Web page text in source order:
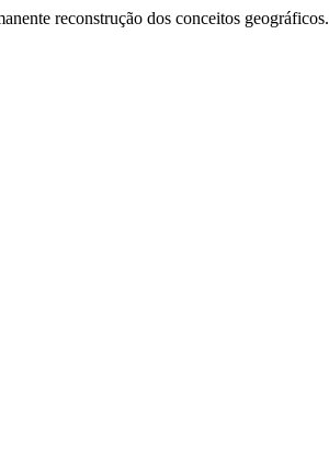
reconstrução dos conceitos geográficos.